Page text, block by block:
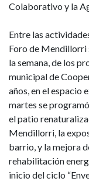
Colaborativo y la
Entre las
Foro de Mendillorri
la semana, de los
municipal de
años, en el
martes se
el patio
Mendillorri, la
barrio, y la mejora
rehabilitación
inicio del ciclo